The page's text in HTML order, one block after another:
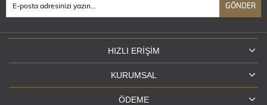
GÖNDER
HIZLI ERIŞIM
KURUMSAL
ÖDEME